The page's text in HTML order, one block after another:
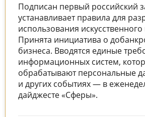
Подписан первый российский
устанавливает правила для
использования искусственного
Принята инициатива о
бизнеса. Вводятся единые
информационных систем,
обрабатывают персональные
и других событиях — в
дайджесте «Сферы».